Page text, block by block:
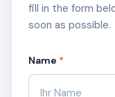
fill in the form
soon as possible.
Name *